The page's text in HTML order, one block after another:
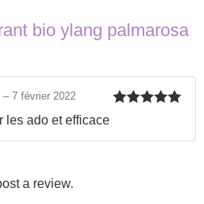
bio ylang palmarosa
– 7 février 2022
les ado et efficace
a review.